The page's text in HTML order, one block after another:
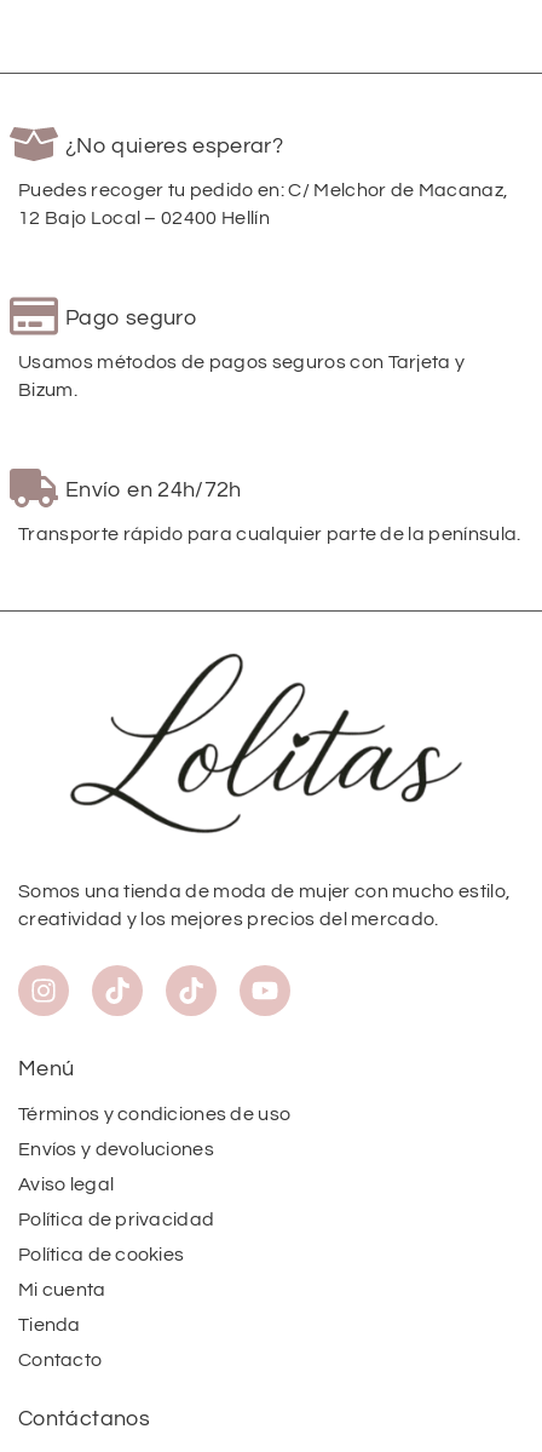
¿No quieres esperar?
Puedes recoger tu pedido en: C/ Melchor de Macanaz,
12 Bajo Local – 02400 Hellín
Pago seguro
Usamos métodos de pagos seguros con Tarjeta y
Bizum.
Envío en 24h/72h
Transporte rápido para cualquier parte de la península.
Somos una tienda de moda de mujer con mucho estilo,
creatividad y los mejores precios del mercado.
Menú
Términos y condiciones de uso
Envíos y devoluciones
Aviso legal
Política de privacidad
Política de cookies
Mi cuenta
Tienda
Contacto
Contáctanos